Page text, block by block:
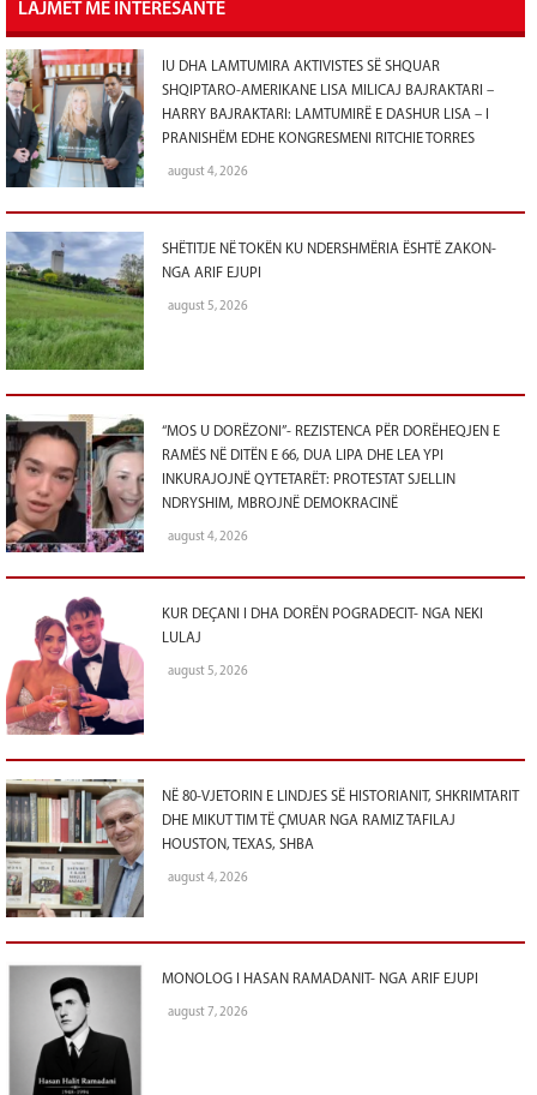
LAJMET ME INTERESANTE
IU DHA LAMTUMIRA AKTIVISTES SË SHQUAR
SHQIPTARO-AMERIKANE LISA MILICAJ BAJRAKTARI –
HARRY BAJRAKTARI: LAMTUMIRË E DASHUR LISA – I
PRANISHËM EDHE KONGRESMENI RITCHIE TORRES
august 4, 2026
SHËTITJE NË TOKËN KU NDERSHMËRIA ËSHTË ZAKON-
NGA ARIF EJUPI
august 5, 2026
“MOS U DORËZONI”- REZISTENCA PËR DORËHEQJEN E
RAMËS NË DITËN E 66, DUA LIPA DHE LEA YPI
INKURAJOJNË QYTETARËT: PROTESTAT SJELLIN
NDRYSHIM, MBROJNË DEMOKRACINË
august 4, 2026
KUR DEÇANI I DHA DORËN POGRADECIT- NGA NEKI
LULAJ
august 5, 2026
NË 80-VJETORIN E LINDJES SË HISTORIANIT, SHKRIMTARIT
DHE MIKUT TIM TË ÇMUAR NGA RAMIZ TAFILAJ
HOUSTON, TEXAS, SHBA
august 4, 2026
MONOLOG I HASAN RAMADANIT- NGA ARIF EJUPI
august 7, 2026